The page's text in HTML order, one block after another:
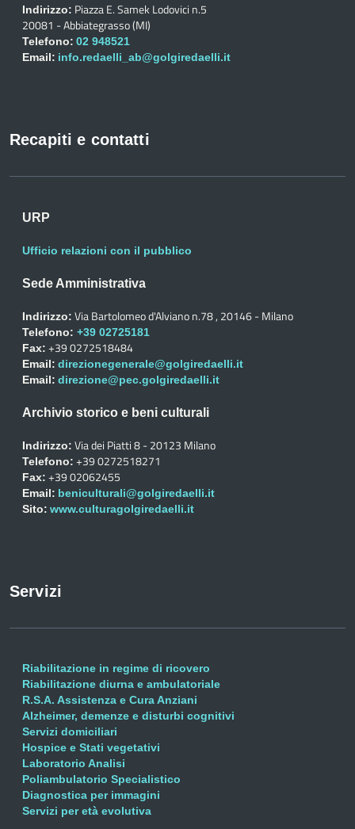
Indirizzo: Piazza E. Samek Lodovici n.5
20081 - Abbiategrasso (MI)
Telefono: 02 948521
Email: info.redaelli_ab@golgiredaelli.it
Recapiti e contatti
URP
Ufficio relazioni con il pubblico
Sede Amministrativa
Indirizzo: Via Bartolomeo d'Alviano n.78 , 20146 - Milano
Telefono: +39 02725181
Fax: +39 0272518484
Email: direzionegenerale@golgiredaelli.it
Email: direzione@pec.golgiredaelli.it
Archivio storico e beni culturali
Indirizzo: Via dei Piatti 8 - 20123 Milano
Telefono: +39 0272518271
Fax: +39 02062455
Email: beniculturali@golgiredaelli.it
Sito: www.culturagolgiredaelli.it
Servizi
Riabilitazione in regime di ricovero
Riabilitazione diurna e ambulatoriale
R.S.A. Assistenza e Cura Anziani
Alzheimer, demenze e disturbi cognitivi
Servizi domiciliari
Hospice e Stati vegetativi
Laboratorio Analisi
Poliambulatorio Specialistico
Diagnostica per immagini
Servizi per età evolutiva